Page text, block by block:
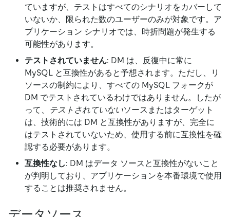
ていますが、テストはすべてのシナリオをカバーして
いないか、限られた数のユーザーのみが対象です。ア
プリケーション シナリオでは、時折問題が発生する
可能性があります。
テストされていません: DM は、反復中に常に
MySQL と互換性があると予想されます。ただし、リ
ソースの制約により、すべての MySQL フォークが
DM でテストされているわけではありません。したが
って、
テストされていないソースまたはターゲット
は、技術的には DM と互換性がありますが、完全に
はテストされていないため、使用する前に互換性を確
認する必要があります。
互換性なし: DM はデータ ソースと互換性がないこと
が判明しており、アプリケーションを本番環境で使用
することは推奨されません。
データソース